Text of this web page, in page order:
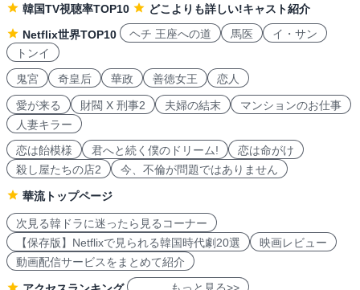
韓国TV視聴率TOP10
どこよりも詳しい!キャスト紹介
Netflix世界TOP10
ヘチ 王座への道 馬医
イ・サン
トンイ
鬼宮
奇皇后 華政 善徳女王 恋人
愛が来る 財閥 X 刑事2 夫婦の結末
マンションのお仕事
人妻キラー
恋は飴模様
君へと続く僕のドリーム!
恋は命がけ
殺し屋たちの店2
今、不倫が問題ではありません
華流トップページ
次見る韓ドラに迷ったら見るコーナー
【保存版】Netflixで見られる韓国時代劇20選
映画レビュー
動画配信サービスをまとめて紹介